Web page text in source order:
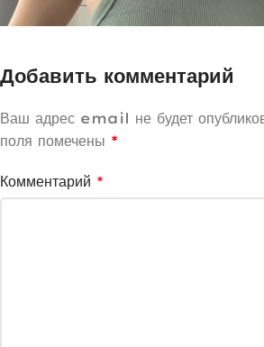
Добавить комментарий
Ваш адрес email не будет
поля помечены *
Комментарий *